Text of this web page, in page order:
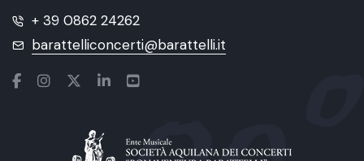
+ 39 0862 24262
barattelliconcerti@barattelli.it